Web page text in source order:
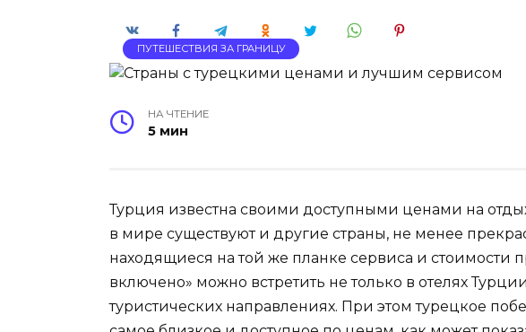
ПУТЕШЕСТВИЯ ЗА ГРАНИЦУ
НА ЧТЕНИЕ
5 мин
Турция известна своими доступными ценами на
в мире существуют и другие страны, не менее
находящиеся на той же планке сервиса и стоимости
включено» можно встретить не только в отелях
туристических направлениях. При этом турецкое